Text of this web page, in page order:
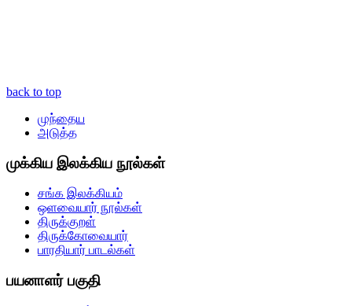
back to top
முந்தைய
அடுத்த
முக்கிய இலக்கிய நூல்கள்
சங்க இலக்கியம்
ஒளவையார் நூல்கள்
திருக்குறள்
திருக்கோவையார்
பாரதியார் பாடல்கள்
பயனாளர் பகுதி